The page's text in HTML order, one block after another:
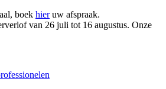
boek hieruw afspraak.
van 26 juli tot 16 augustus. Onze